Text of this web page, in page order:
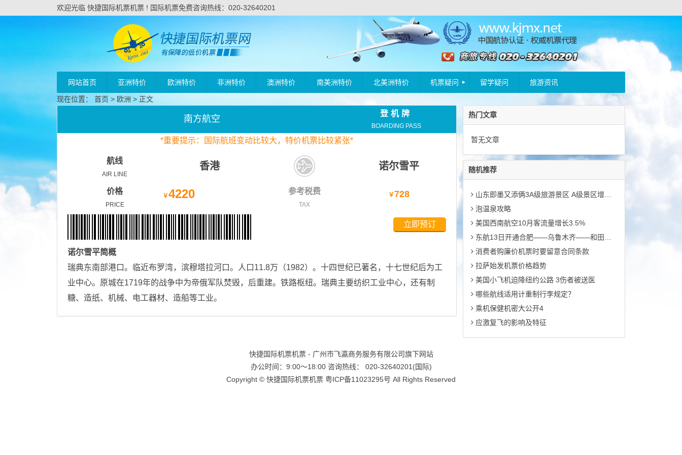
欢迎光临 快捷国际机票机票 ! 国际机票免费咨询热线：020-32640201
网站首页 亚洲特价 欧洲特价 非洲特价 澳洲特价 南美洲特价 北美洲特价 机票疑问 留学疑问 旅游资讯
现在位置： 首页 > 欧洲 > 正文
南方航空
登机牌
BOARDING PASS
*重要提示：国际航班变动比较大，特价机票比较紧张*
航线
AIR LINE
香港 诺尔雪平
价格
PRICE
￥4220 参考税费
TAX
￥728
立即预订
诺尔雪平简概
瑞典东南部港口。临近布罗湾，滨穆塔拉河口。人口11.8万（1982）。十四世纪已著名，十七世纪后为工
业中心。原城在1719年的战争中为帝俄军队焚毁，后重建。铁路枢纽。瑞典主要纺织工业中心，还有制
糖、造纸、机械、电工器材、造船等工业。
热门文章
暂无文章
随机推荐
山东即墨又添俩3A级旅游景区 A级景区增至10处
泡温泉攻略
美国西南航空10月客流量增长3.5%
东航13日开通合肥――乌鲁木齐――和田航线
消费者购廉价机票时要留意合同条款
拉萨始发机票价格趋势
美国小飞机迫降纽约公路 3伤者被送医
哪些航线适用计重制行李规定？
乘机保健机密大公开4
应激复飞的影响及特征
快捷国际机票机票 - 广州市飞瀛商务服务有限公司旗下网站
办公时间：9:00～18:00 咨询热线： 020-32640201(国际)
Copyright © 快捷国际机票机票 粤ICP备11023295号 All Rights Reserved